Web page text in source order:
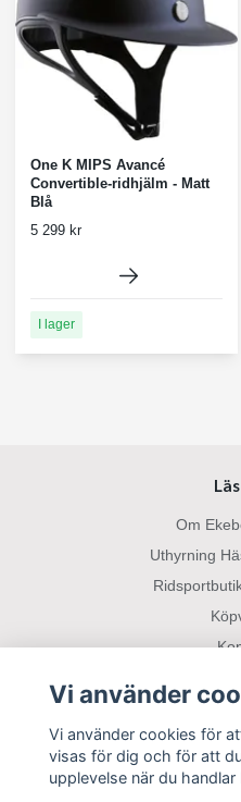
One K MIPS Avancé
Convertible-ridhjälm - Matt
Blå
5 299 kr
I lager
Om
Uthyrning
Parkering
Vi använder
Vi använder cookies för
visas för dig och för att
upplevelse när du